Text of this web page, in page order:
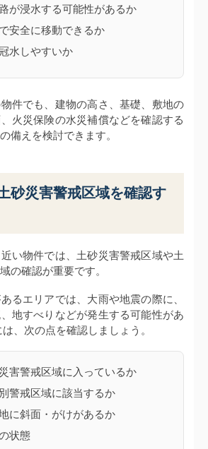
が浸水する可能性があるか
安全に移動できるか
水しやすいか
件でも、建物の高さ、基礎、敷地の
火災保険の水災補償などを確認する
備えを検討できます。
砂災害警戒区域を確認す
い物件では、土砂災害警戒区域や土
の確認が重要です。
るエリアでは、大雨や地震の際に、
地すべりなどが発生する可能性があ
、次の点を確認しましょう。
害警戒区域に入っているか
警戒区域に該当するか
に斜面・がけがあるか
状態